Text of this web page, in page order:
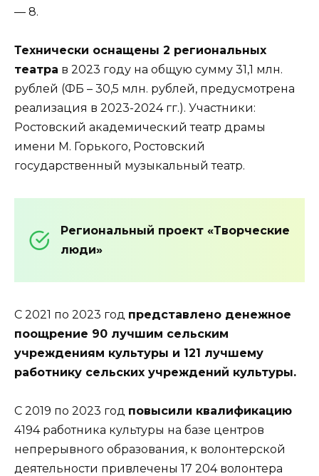
— 8.
Технически оснащены 2 региональных
театра в 2023 году на общую сумму 31,1 млн.
рублей (ФБ – 30,5 млн. рублей, предусмотрена
реализация в 2023-2024 гг.). Участники:
Ростовский академический театр драмы
имени М. Горького, Ростовский
государственный музыкальный театр.
Региональный проект «Творческие
люди»
С 2021 по 2023 год представлено денежное
поощрение 90 лучшим сельским
учреждениям культуры и 121 лучшему
работнику сельских учреждений культуры.
С 2019 по 2023 год повысили квалификацию
4194 работника культуры на базе центров
непрерывного образования, к волонтерской
деятельности привлечены 17 204 волонтера